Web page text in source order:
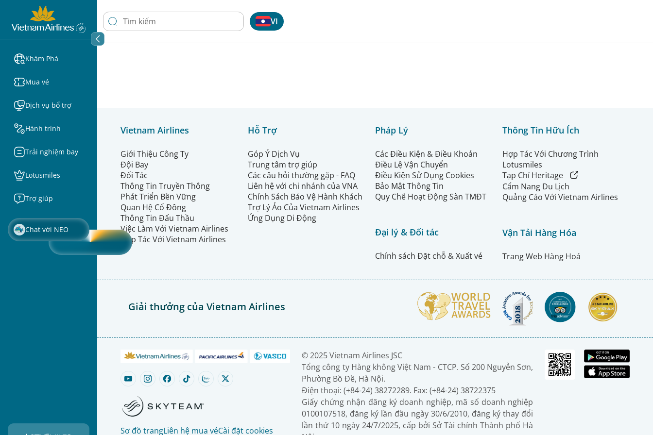
Khám Phá
Mua vé
Dịch vụ bổ trợ
Hành trình
Trải nghiệm bay
Lotusmiles
Trợ giúp
Chat với NEO
VI
Vietnam Airlines
Giới Thiệu Công Ty
Đội Bay
Đối Tác
Thông Tin Truyền Thông
Phát Triển Bền Vững
Quan Hệ Cổ Đông
Thông Tin Đấu Thầu
Việc Làm Với Vietnam Airlines
Hợp Tác Với Vietnam Airlines
Hỗ Trợ
Góp Ý Dịch Vụ
Trung tâm trợ giúp
Các câu hỏi thường gặp - FAQ
Liên hệ với chi nhánh của VNA
Chính Sách Bảo Vệ Hành Khách
Trợ Lý Ảo Của Vietnam Airlines
Ứng Dụng Di Động
Pháp Lý
Các Điều Kiện & Điều Khoản
Điều Lệ Vận Chuyển
Điều Kiện Sử Dụng Cookies
Bảo Mật Thông Tin
Quy Chế Hoạt Động Sàn TMĐT
Đại lý & Đối tác
Chính sách Đặt chỗ & Xuất vé
Thông Tin Hữu Ích
Hợp Tác Với Chương Trình
Lotusmiles
Tạp Chí Heritage
Cẩm Nang Du Lịch
Quảng Cáo Với Vietnam Airlines
Vận Tải Hàng Hóa
Trang Web Hàng Hoá
Giải thưởng của Vietnam Airlines
Sơ đồ trangLiên hệ mua véCài đặt cookies
© 2025 Vietnam Airlines JSC
Tổng công ty Hàng không Việt Nam - CTCP. Số 200 Nguyễn Sơn,
Phường Bồ Đề, Hà Nội.
Điện thoại: (+84-24) 38272289. Fax: (+84-24) 38722375
Giấy chứng nhận đăng ký doanh nghiệp, mã số doanh nghiệp
0100107518, đăng ký lần đầu ngày 30/6/2010, đăng ký thay đổi
lần thứ 10 ngày 24/7/2025, cấp bởi Sở Tài chính Thành phố Hà